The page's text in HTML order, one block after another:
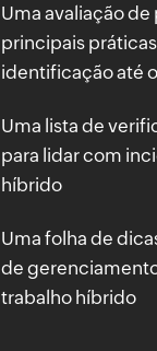
Uma avaliação
principais
identificação até
Uma lista de
para lidar com
híbrido
Uma folha de
de
trabalho híbrido